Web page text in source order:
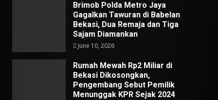
Brimob Polda Metro Jaya
Gagalkan Tawuran di Babelan
Bekasi, Dua Remaja dan Tiga
Sajam Diamankan
June 10, 2026
Rumah Mewah Rp2 Miliar di
Bekasi Dikosongkan,
Pengembang Sebut Pemilik
Menunggak KPR Sejak 2024